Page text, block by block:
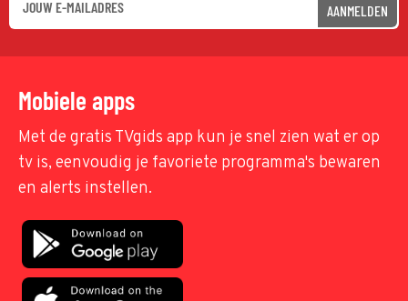
AANMELDEN
Mobiele apps
Met de gratis TVgids app kun je snel zien wat er op
tv is, eenvoudig je favoriete programma's bewaren
en alerts instellen.